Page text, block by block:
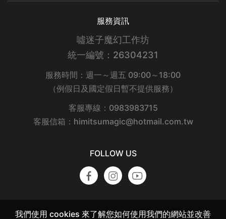
服務資訊
噓迷子魔幻工作坊
統一編號：26304231
服務時間：週一～週五 09:00～18:00
（例假日及國定假日暫不提供服務）
客服專線：0983983715
客服信箱：himitsumagic@hotmail.com.tw
FOLLOW US
我們使用 cookies 來了解您如何使用我們的網站並改善